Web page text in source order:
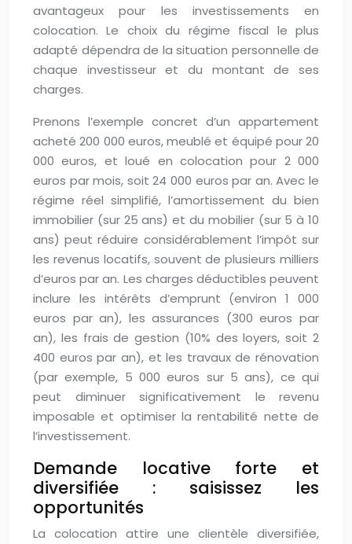
avantageux pour les investissements en
colocation. Le choix du régime fiscal le plus
adapté dépendra de la situation personnelle de
chaque investisseur et du montant de ses
charges.
Prenons l’exemple concret d’un appartement
acheté 200 000 euros, meublé et équipé pour 20
000 euros, et loué en colocation pour 2 000
euros par mois, soit 24 000 euros par an. Avec le
régime réel simplifié, l’amortissement du bien
immobilier (sur 25 ans) et du mobilier (sur 5 à 10
ans) peut réduire considérablement l’impôt sur
les revenus locatifs, souvent de plusieurs milliers
d’euros par an. Les charges déductibles peuvent
inclure les intérêts d’emprunt (environ 1 000
euros par an), les assurances (300 euros par
an), les frais de gestion (10% des loyers, soit 2
400 euros par an), et les travaux de rénovation
(par exemple, 5 000 euros sur 5 ans), ce qui
peut diminuer significativement le revenu
imposable et optimiser la rentabilité nette de
l’investissement.
Demande locative forte et
diversifiée : saisissez les
opportunités
La colocation attire une clientèle diversifiée,